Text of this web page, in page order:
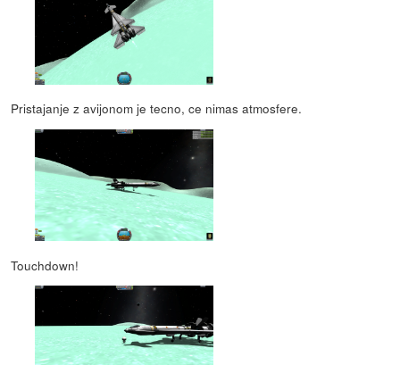
Pristajanje z avijonom je tecno, ce nimas atmosfere.
Touchdown!